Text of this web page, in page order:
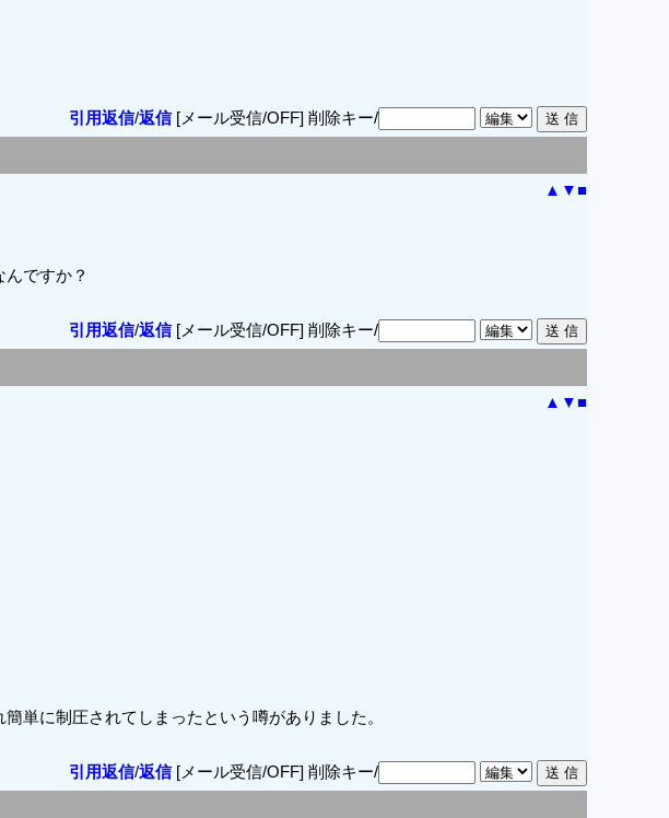
引用返信/返信[メール受信/OFF] 削除キー/
▲ ▼■
ですか？
引用返信/返信[メール受信/OFF] 削除キー/
▲ ▼■
単に制圧されてしまったという噂がありました。
引用返信/返信[メール受信/OFF] 削除キー/